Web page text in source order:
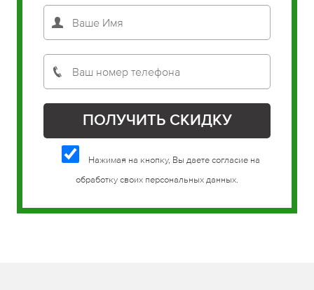
Нажимая на кнопку, Вы даете согласие на
обработку своих персональных данных.